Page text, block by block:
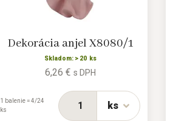
Dekorácia anjel X8080/1
Skladom: > 20 ks
6,26 € s DPH
ks
1 balenie = 4/24
ks